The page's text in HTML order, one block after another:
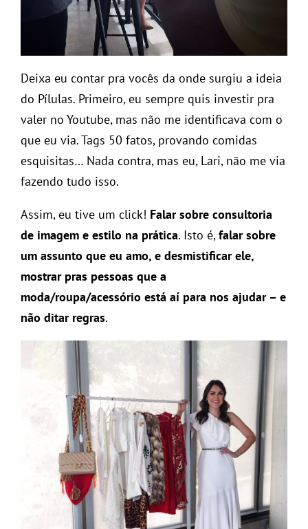
Deixa eu contar pra vocês da onde surgiu a ideia
do Pílulas. Primeiro, eu sempre quis investir pra
valer no Youtube, mas não me identificava com o
que eu via. Tags 50 fatos, provando comidas
esquisitas… Nada contra, mas eu, Lari, não me via
fazendo tudo isso.
Assim, eu tive um click! Falar sobre consultoria
de imagem e estilo na prática. Isto é,falar sobre
um assunto que eu amo, e desmistificar ele,
mostrar pras pessoas que a
moda/roupa/acessório está aí para nos ajudar – e
não ditar regras.